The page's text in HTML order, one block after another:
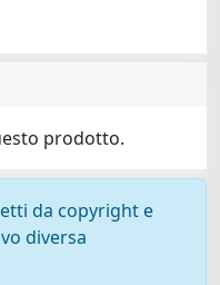
prodotto.
da copyright e
diversa